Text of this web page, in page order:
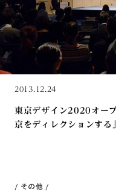
2013.12.24
東京デザイン2020オー
京をディレクションする
その他